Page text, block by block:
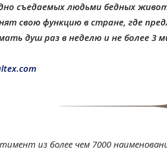
съедаемых людьми бедных
свою функцию в стране, где
душ раз в неделю и не более 3
из более чем 7000